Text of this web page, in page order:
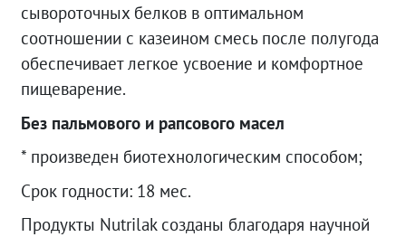
сывороточных белков в оптимальном
соотношении с казеином смесь после полугода
обеспечивает легкое усвоение и комфортное
пищеварение.
Без пальмового и рапсового масел
* произведен биотехнологическим способом;
Срок годности: 18 мес.
Продукты Nutrilak созданы благодаря научной